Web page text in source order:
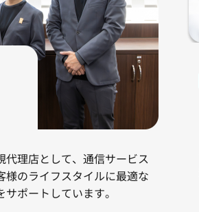
代理店として、通信サービス
のライフスタイルに最適な
ポートしています。